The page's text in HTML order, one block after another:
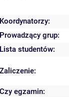
Koordynatorzy:
Prowadzący grup:
Lista studentów:
Zaliczenie:
Czy egzamin: